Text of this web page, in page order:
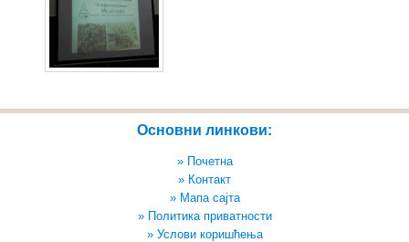
Основни линкови:
» Почетна
» Контакт
» Мапа сајта
» Политика приватности
» Услови коришћења